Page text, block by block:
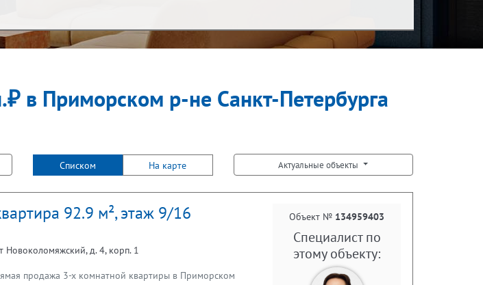
Показать за
Лифт Встречная покупка
в Приморском р-не Санкт-Петербурга
Списком На карте Актуальные объекты
92.9 м², этаж 9/16
Новоколомяжский, д. 4, корп. 1
продажа 3-х комнатной квартиры в Приморском
Объект № 134959403
Специалист по
этому объекту: